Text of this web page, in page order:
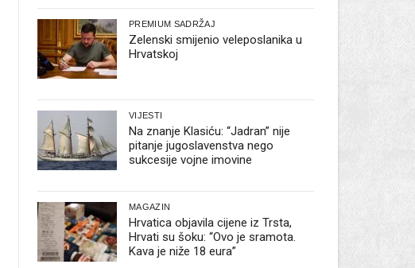
PREMIUM SADRŽAJ
Zelenski smijenio veleposlanika u
Hrvatskoj
VIJESTI
Na znanje Klasiću: “Jadran” nije
pitanje jugoslavenstva nego
sukcesije vojne imovine
MAGAZIN
Hrvatica objavila cijene iz Trsta,
Hrvati su šoku: “Ovo je sramota.
Kava je niže 18 eura”